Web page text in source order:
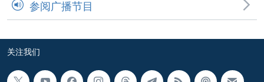
关注西藏
GEN Z 看美国
参阅广播节目
关注我们